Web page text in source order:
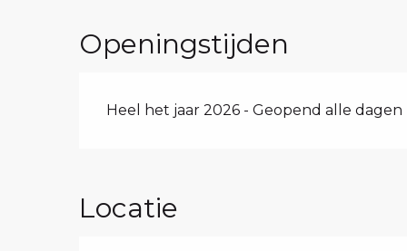
Openingstijden
Heel het jaar 2026 - Geopend alle dagen
Locatie